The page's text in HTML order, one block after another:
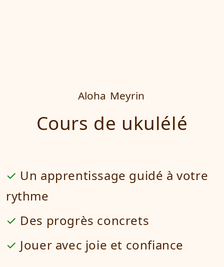
Aloha Meyrin
Cours de ukulélé
Un apprentissage guidé à votre
rythme
Des progrès concrets
Jouer avec joie et confiance